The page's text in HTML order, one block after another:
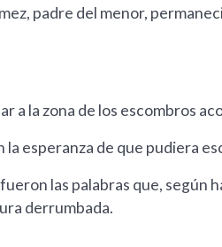
padre del menor,
a la zona de los escombros
la esperanza de que pudiera
las palabras que, según
derrumbada.